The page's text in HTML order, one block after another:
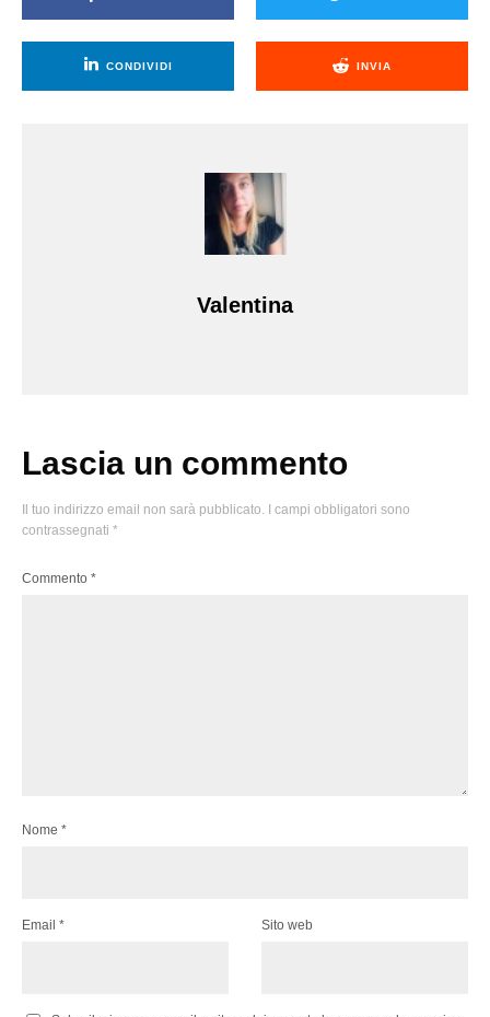
CONDIVIDI INVIA
Valentina
Lascia un commento
Il tuo indirizzo email non sarà pubblicato.
I campi obbligatori sono
contrassegnati *
Commento *
Nome *
Email * Sito web